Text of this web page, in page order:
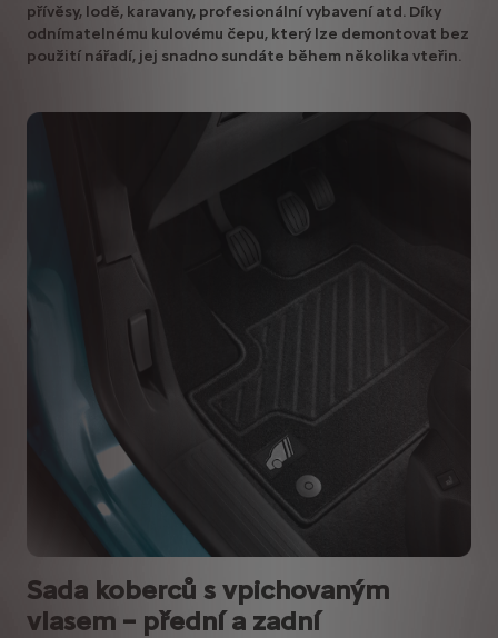
přívěsy, lodě, karavany, profesionální vybavení atd. Díky
odnímatelnému kulovému čepu, který lze demontovat bez
použití nářadí, jej snadno sundáte během několika vteřin.
Sada koberců s vpichovaným
vlasem – přední a zadní